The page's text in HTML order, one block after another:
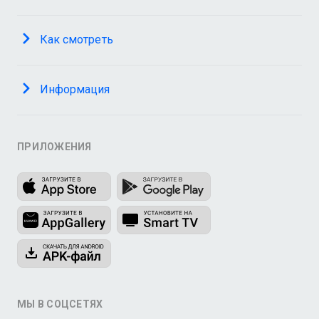
Как смотреть
Информация
ПРИЛОЖЕНИЯ
МЫ В СОЦСЕТЯХ